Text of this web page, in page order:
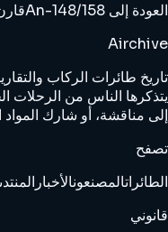
العودة إلى An-148/158
Airchive
تاريخ طائرات الركاب
يتذكرها الناس من الرحلات
إلى مناقشة، أو شارك
تصفح
الطائراتالمصنعونالأخبار المنتدى
قانوني